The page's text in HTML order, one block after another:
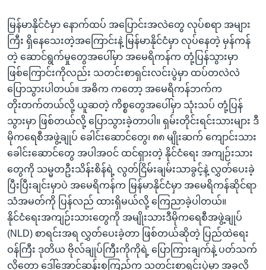
မြန်မာနိုင်ငံမှာ နောက်ထပ် အပြောင်းအလဲတွေ လုပ်စရာ အများ
ကြီး ရှိနေသေးတဲ့အကြောင်းနဲ့ မြန်မာနိုင်ငံမှာ လုပ်နေတဲ့ မှန်ကန်
တဲ့ ဆောင်ရွက်မှုတွေအပေါ်မှာ အမေရိကန်က တုံ့ပြန်သွားမှာ
ဖြစ်ကြောင်းကိုလည်း သတင်းစာရှင်းလင်းပွဲမှာ ထပ်တလဲလဲ
ပြောသွားပါတယ်။ အဓိက ကတော့ အမေရိကန်ဘက်က
တိုးတက်တယ်လို့ ယူဆတဲ့ ကိစ္စတွေအပေါ်မှာ သုံးသပ် တုံ့ပြန်
သွားမှာ ဖြစ်တယ်လို့ ပြောသွားခဲ့တာပါ။ ရှမ်းတိုင်းရင်းသားများ ဒီ
မိုကရေစီအဖွဲ့ချုပ် ခေါင်းဆောင်တွေ၊ ၈၈ မျိုးဆက် ကျောင်းသား
ခေါင်းဆောင်တွေ အပါအဝင် ထင်ရှားတဲ့ နိုင်ငံရေး အကျဉ်းသား
တွေကို သမ္မတဦးသိန်းစိန်ရဲ့ လွတ်ငြိမ်းချမ်းသာခွင့်နဲ့ လွှတ်ပေးခဲ့
ပြီးပြီးချင်းမှာပဲ အမေရိကန်က မြန်မာနိုင်ငံမှာ အမေရိကန်ဆိုင်ရာ
သံအမတ်ကို ပြန်လည် ထားရှိမယ်လို့ ကြေညာခဲ့ပါတယ်။
နိုင်ငံရေးအကျဉ်းသားတွေကို အမျိုးသားဒီမိုကရေစီအဖွဲ့ချုပ်
(NLD) စာရင်းအရ လွှတ်ပေးခဲ့တာ ဖြစ်တယ်ဆိုတဲ့ ပြည်ထဲရေး
ဝန်ကြီး ဒုတိယ ဗိုလ်ချုပ်ကြီးကိုကိုရဲ့ ပြောကြားချက်နဲ့ ပတ်သက်
လို့တော့ ဒေါ်အောင်ဆန်းစုကြည်က သတင်းစာရှင်းပွဲမှာ အခုလို